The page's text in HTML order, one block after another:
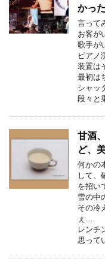
かった
言って
お客が
歌手が
ピアノ
装置は
最初は
シャッ
段々と
甘酒
ど、
何かの
して、
を招い
雪の中
その冷
ぇ…
レンチ
思って